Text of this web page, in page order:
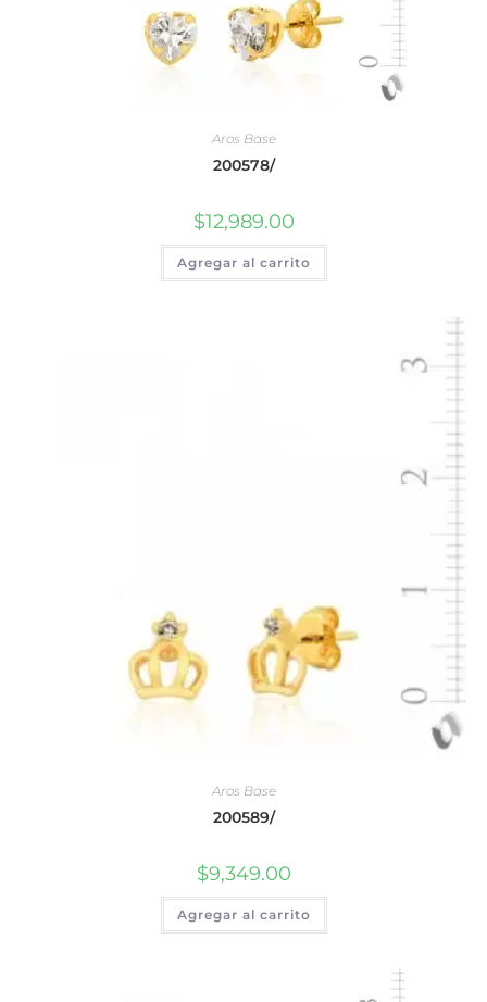
Aros Base
200578/
$12,989.00
Agregar al carrito
Aros Base
200589/
$9,349.00
Agregar al carrito